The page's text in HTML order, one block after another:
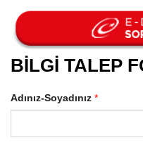
BİLGİ TALEP
Adınız-Soyadınız *